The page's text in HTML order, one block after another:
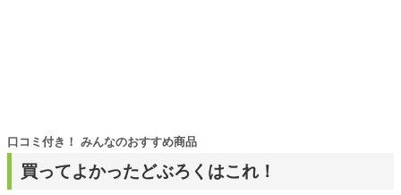
買ってよかったどぶろくはこれ！
口コミ付き！ みんなのおすすめ商品